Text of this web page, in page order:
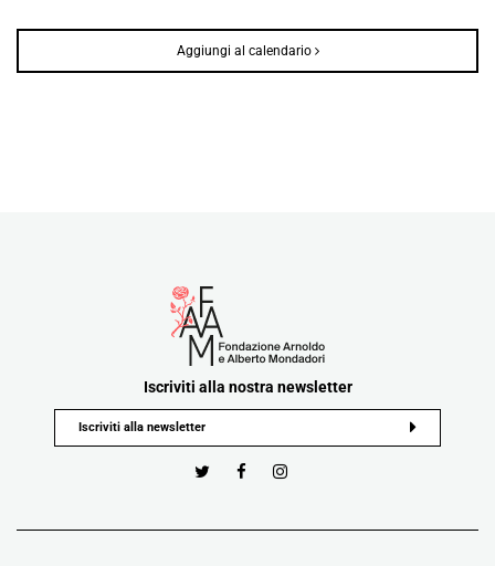
Aggiungi al calendario
Iscriviti alla nostra newsletter